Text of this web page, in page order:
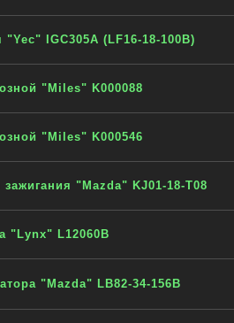
"Yec" IGC305A (LF16-18-100B)
"Miles" K000088
"Miles" K000546
"Mazda" KJ01-18-T08
"Lynx" L12060B
"Mazda" LB82-34-156B